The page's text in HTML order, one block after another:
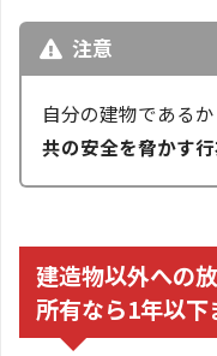
注意
自分の建物である
共の安全を脅かす
建造物以外への
所有なら1年以下